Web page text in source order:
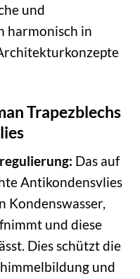
und
harmonisch in
Trapezblechs
Das auf
Antikondensvlies
Kondenswasser,
und diese
Dies schützt die
und